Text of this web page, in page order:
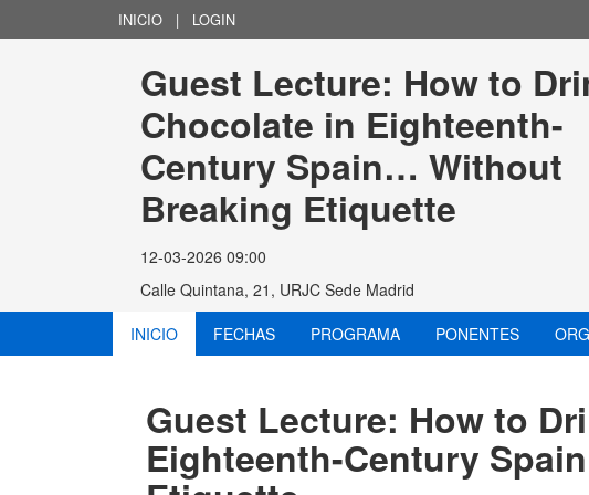
INICIO | LOGIN
Guest Lecture: How to
Chocolate in Eighteenth-
Century Spain… Without
Breaking Etiquette
12-03-2026 09:00
Calle Quintana, 21, URJC Sede Madrid
INICIO
FECHAS PROGRAMA PONENTES
Guest Lecture: How to
Eighteenth-Century